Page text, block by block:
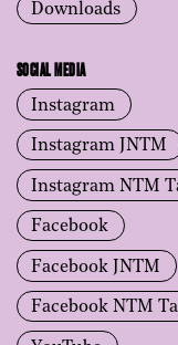
Downloads
SOCIAL MEDIA
Instagram
Instagram JNTM
Instagram NTM
Facebook
Facebook JNTM
Facebook NTM